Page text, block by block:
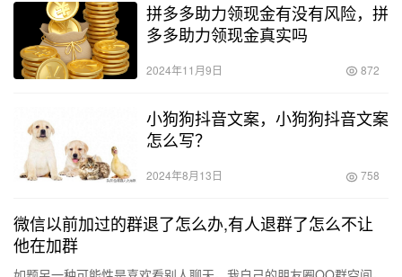
拼多多助力领现金有没有风险，拼
多多助力领现金真实吗
2024年11月9日 872
小狗狗抖音文案，小狗狗抖音文案
怎么写？
2024年8月13日 758
微信以前加过的群退了怎么办,有人退群了怎么不让
他在加群